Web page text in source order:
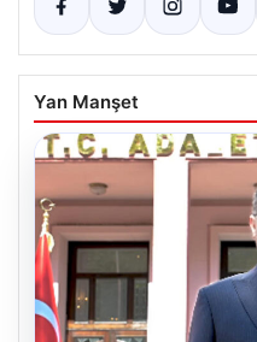
Yan Manşet